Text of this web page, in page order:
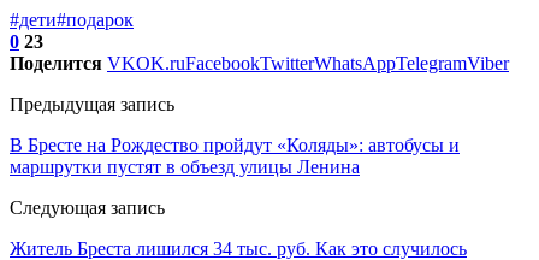
#дети#подарок
0 23
Поделится VKOK.ruFacebookTwitterWhatsAppTelegramViber
Предыдущая запись
В Бресте на Рождество пройдут «Коляды»: автобусы и
маршрутки пустят в объезд улицы Ленина
Следующая запись
Житель Бреста лишился 34 тыс. руб. Как это случилось